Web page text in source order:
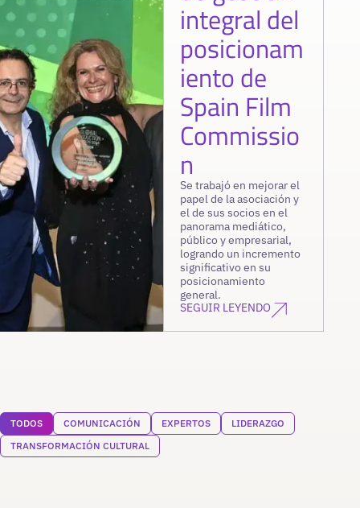
integral del
posicionam
iento de
Spain Film
Commissio
n
Se trabajó en mejorar el
papel de la asociación y
el de sus socios en el
panorama mediático,
público y empresarial,
logrando un incremento
significativo en su
posicionamiento
general.
SEGUIR LEYENDO
COMUNICACIÓN EXPERTOS
LIDERAZGO
TRANSFORMACIÓN CULTURAL
TODOS